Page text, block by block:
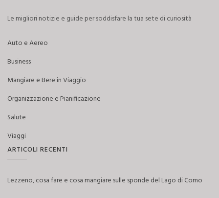
Le migliori notizie e guide per soddisfare la tua sete di curiosità
Auto e Aereo
Business
Mangiare e Bere in Viaggio
Organizzazione e Pianificazione
Salute
Viaggi
ARTICOLI RECENTI
Lezzeno, cosa fare e cosa mangiare sulle sponde del Lago di Como